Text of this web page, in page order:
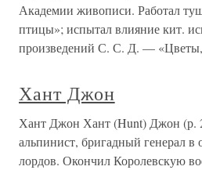
Академии живописи. Работал
птицы»; испытал влияние кит.
произведений С. С. Д. — «Цветы,
Хант Джон
Хант Джон Хант (Hunt) Джон (р.
альпинист, бригадный генерал в
лордов. Окончил Королевскую